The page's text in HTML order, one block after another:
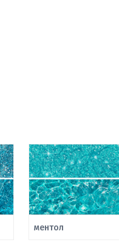
ментол